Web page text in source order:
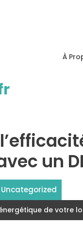
À
un
Uncategorized
de votre